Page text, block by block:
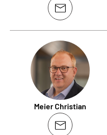
Meier Christian